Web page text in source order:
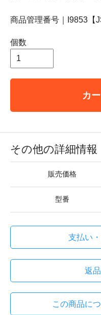
商品管理番号｜I9853【
個数
カ
その他の詳細情報
販売価格
型番
支払い
返
この商品に